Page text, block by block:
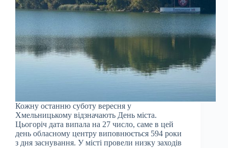
Кожну останню суботу вересня у
Хмельницькому відзначають День міста.
Цьогоріч дата випала на 27 число, саме в цей
день обласному центру виповнюється 594 роки
з дня заснування. У місті провели низку заходів